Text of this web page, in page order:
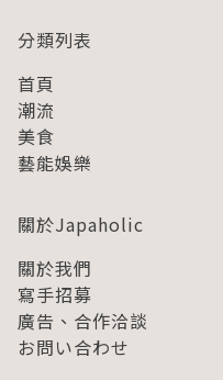
分類列表
首頁
潮流
美食
藝能娛樂
關於Japaholic
關於我們
寫手招募
廣告、合作洽談
お問い合わせ